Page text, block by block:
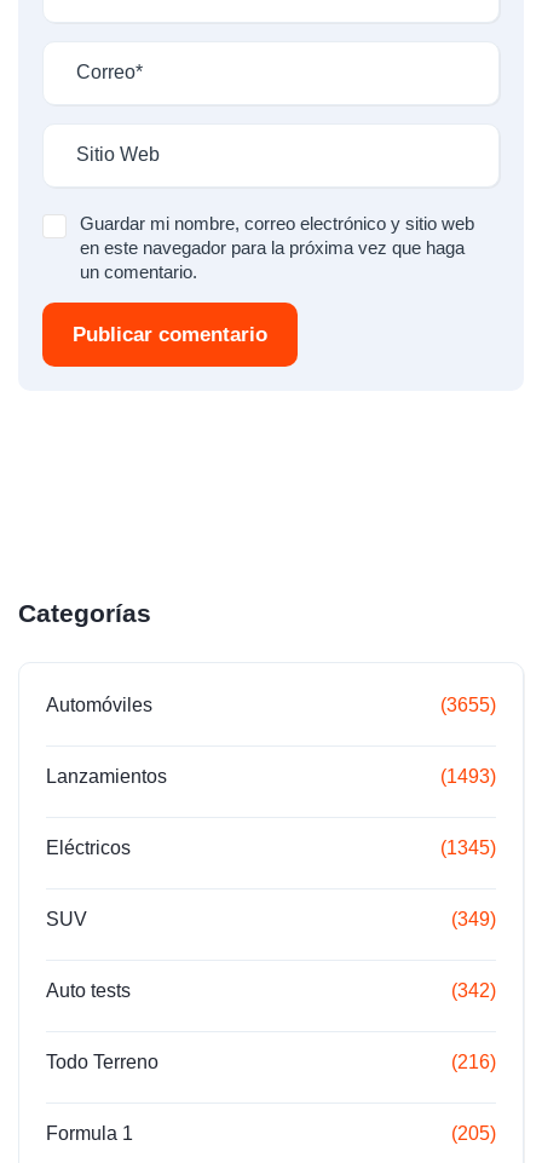
Guardar mi nombre, correo electrónico y sitio web
en este navegador para la próxima vez que haga
un comentario.
Publicar comentario
Categorías
Automóviles (3655)
Lanzamientos (1493)
Eléctricos (1345)
SUV (349)
Auto tests (342)
Todo Terreno (216)
Formula 1 (205)